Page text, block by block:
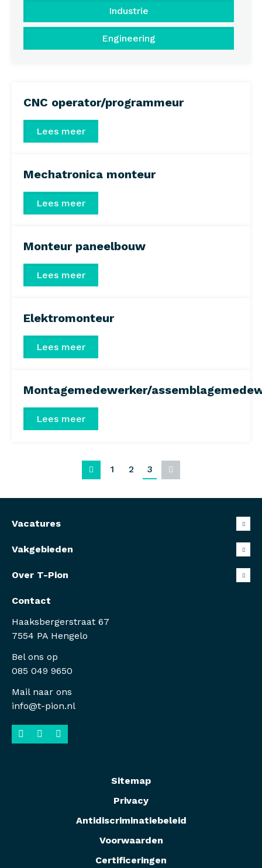
Industrie
Engineering
CNC operator/programmeur
Lees meer
Mechatronica monteur
Lees meer
Monteur paneelbouw
Lees meer
Elektromonteur
Lees meer
Montagemedewerker/
Lees meer
Vorige
1 2 3
Vacatures
Vakgebieden
Over T-Pion
Contact
Haaksbergerstraat 67
7554 PA Hengelo
Bel ons op
085 049 9650
Mail naar ons
info@t-pion.nl
Sitemap
Privacy
Antidiscriminatiebeleid
Voorwaarden
Certificeringen